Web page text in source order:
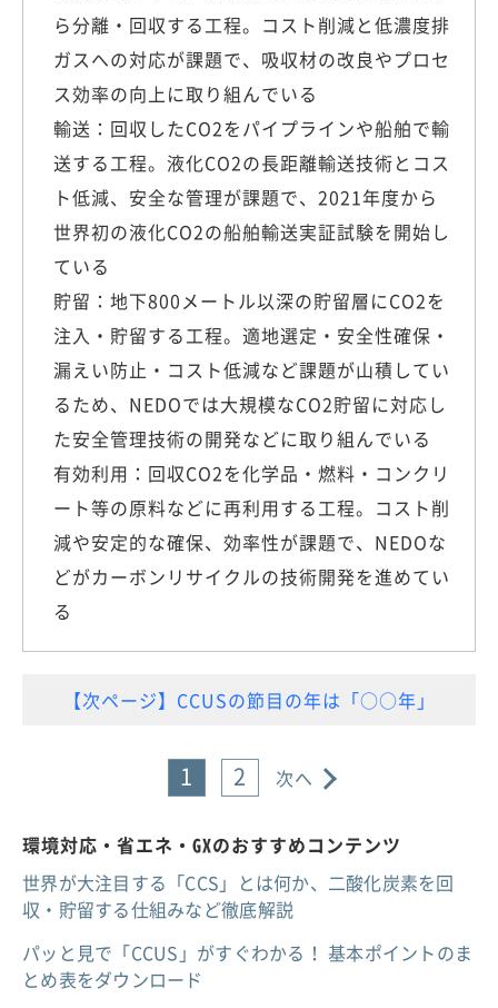
ら分離・回収する工程。コスト削減と低濃度排
ガスへの対応が課題で、吸収材の改良やプロセ
ス効率の向上に取り組んでいる
輸送：回収したCO2をパイプラインや船舶で輸
送する工程。液化CO2の長距離輸送技術とコス
ト低減、安全な管理が課題で、2021年度から
世界初の液化CO2の船舶輸送実証試験を開始し
ている
貯留：地下800メートル以深の貯留層にCO2を
注入・貯留する工程。適地選定・安全性確保・
漏えい防止・コスト低減など課題が山積してい
るため、NEDOでは大規模なCO2貯留に対応し
た安全管理技術の開発などに取り組んでいる
有効利用：回収CO2を化学品・燃料・コンクリ
ート等の原料などに再利用する工程。コスト削
減や安定的な確保、効率性が課題で、NEDOな
どがカーボンリサイクルの技術開発を進めてい
る
【次ページ】CCUSの節目の年は「○○年」
1 2 次へ
環境対応・省エネ・GXのおすすめコンテンツ
世界が大注目する「CCS」とは何か、二酸化炭素を回
収・貯留する仕組みなど徹底解説
パッと見で「CCUS」がすぐわかる！ 基本ポイントのま
とめ表をダウンロード